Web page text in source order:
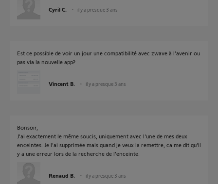
Cyril C. il y a presque 3 ans
Est ce possible de voir un jour une compatibilité avec zwave à l’avenir ou
pas via la nouvelle app?
Vincent B. il y a presque 3 ans
Bonsoir,
J'ai exactement le même soucis, uniquement avec l'une de mes deux
enceintes. Je l'ai supprimée mais quand je veux la remettre, ca me dit qu'il
y a une erreur lors de la recherche de l'enceinte.
Renaud B. il y a presque 3 ans